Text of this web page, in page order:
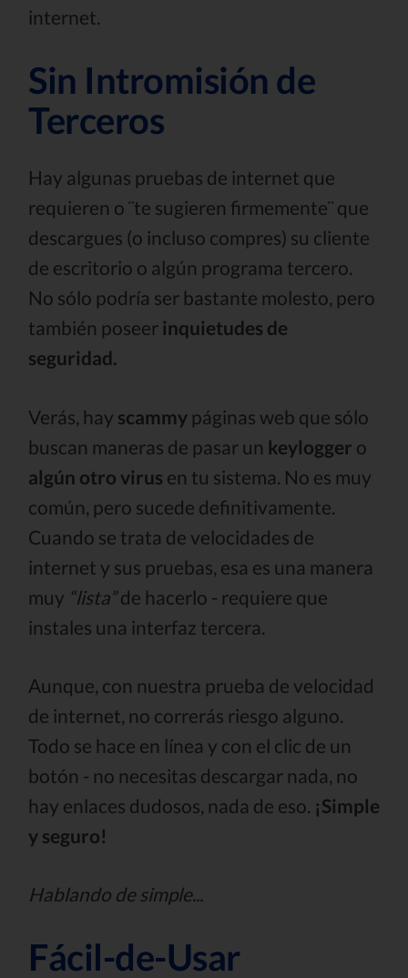
internet.
Sin Intromisión de
Terceros
Hay algunas pruebas de internet que
requieren o ¨te sugieren firmemente¨ que
descargues (o incluso compres) su cliente
de escritorio o algún programa tercero.
No sólo podría ser bastante molesto, pero
también poseer inquietudes de
seguridad.
Verás, hay scammy páginas web que sólo
buscan maneras de pasar un keylogger o
algún otro virus en tu sistema. No es muy
común, pero sucede definitivamente.
Cuando se trata de velocidades de
internet y sus pruebas, esa es una manera
muy “lista”de hacerlo - requiere que
instales una interfaz tercera.
Aunque, con nuestra prueba de velocidad
de internet, no correrás riesgo alguno.
Todo se hace en línea y con el clic de un
botón - no necesitas descargar nada, no
hay enlaces dudosos, nada de eso. ¡Simple
y seguro!
Hablando de simple...
Fácil-de-Usar